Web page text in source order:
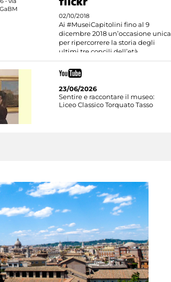
02/10/2018
Ai #MuseiCapitolini fino al 9
dicembre 2018 un’occasione unica
per ripercorrere la storia degli
ultimi tre concili dell’età
23/06/2026
Sentire e raccontare il museo:
Liceo Classico Torquato Tasso